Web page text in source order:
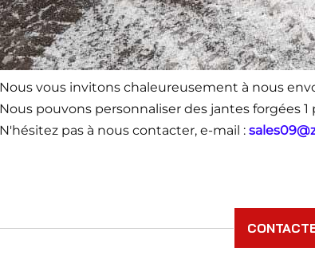
Nous vous invitons chaleureusement à nous
Nous pouvons personnaliser des jantes forgées 1
N'hésitez pas à nous contacter, e-mail :